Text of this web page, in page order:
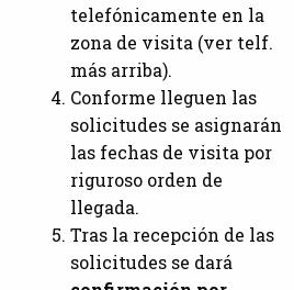
telefónicamente en la
zona de visita (ver telf.
más arriba).
Conforme lleguen las
solicitudes se asignarán
las fechas de visita por
riguroso orden de
llegada.
Tras la recepción de las
solicitudes se dará